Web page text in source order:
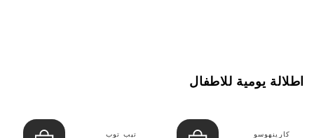
اطلالة يومية للاطفال
كارينهوسو تيب توب